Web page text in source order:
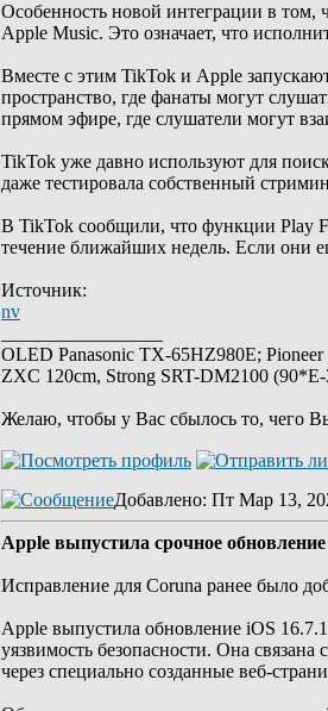
Особенность новой интеграции в том,
Apple Music. Это означает, что
Вместе с этим TikTok и Apple
пространство, где фанаты могут
прямом эфире, где слушатели могут
TikTok уже давно используют для
даже тестировала собственный
В TikTok сообщили, что функции Play
течение ближайших недель. Если они
Источник:
nv
OLED Panasonic TX-65HZ980E;
ZXC 120cm, Strong SRT-DM2100
Желаю, чтобы у Вас сбылось то, чего
Добавлено: Пт Мар 13,
Apple выпустила срочное
Исправление для Coruna ранее было
Apple выпустила обновление iOS
уязвимость безопасности. Она
через специально созданные веб-